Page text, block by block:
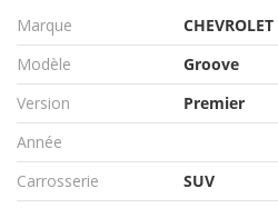
Marque
CHEVROLET
Modèle
Groove
Version
Premier
Année
Carrosserie
SUV